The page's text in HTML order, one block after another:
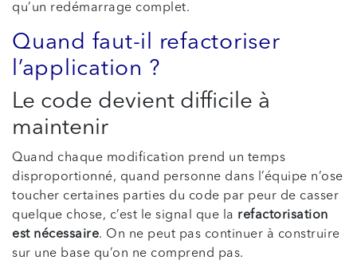
qu’un redémarrage complet.
Quand faut-il refactoriser
l’application ?
Le code devient difficile à
maintenir
Quand chaque modification prend un temps
disproportionné, quand personne dans l’équipe n’ose
toucher certaines parties du code par peur de casser
quelque chose, c’est le signal que la refactorisation
est nécessaire. On ne peut pas continuer à construire
sur une base qu’on ne comprend pas.